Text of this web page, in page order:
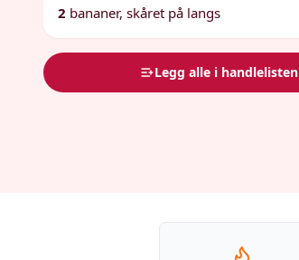
2 bananer, skåret på langs
Legg alle i handlelisten